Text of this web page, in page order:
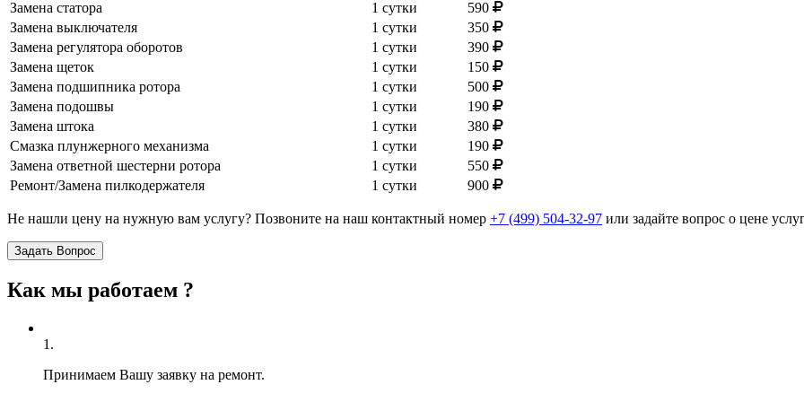
Замена статора 1 сутки
590
Замена выключателя
1 сутки
350
Замена регулятора оборотов
1 сутки
390
Замена щеток
1 сутки
150
Замена подшипника ротора
1 сутки
500
Замена подошвы
1 сутки
190
Замена штока
1 сутки
380
Смазка плунжерного механизма
1 сутки
190
Замена ответной шестерни ротора
1 сутки
550
Ремонт/Замена пилкодержателя
1 сутки 900
Не нашли цену на нужную вам услугу? Позвоните на наш контактный номер +7 (499) 504-32-97 или задайте вопрос о цене
Задать Вопрос
Как мы работаем ?
1.
Принимаем Вашу заявку на ремонт.